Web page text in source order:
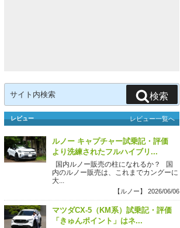
索:
検索
レビュー レビュー一覧へ
ルノー キャプチャー試乗記・評価
より洗練されたフルハイブリ...
国内ルノー販売の柱になれるか？ 国
内のルノー販売は、これまでカングーに
大...
【ルノー】 2026/06/06
マツダCX-5（KM系）試乗記・評価
「きゅんポイント」はネ...